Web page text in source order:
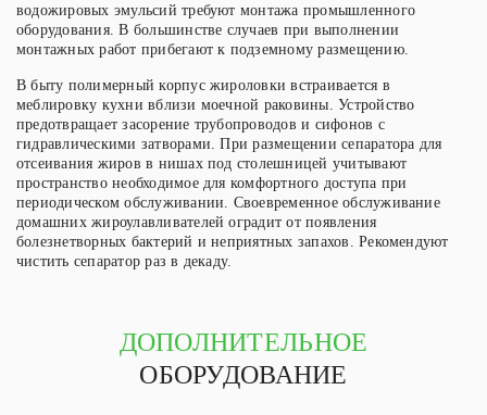
водожировых эмульсий требуют монтажа промышленного
оборудования. В большинстве случаев при выполнении
монтажных работ прибегают к подземному размещению.
В быту полимерный корпус жироловки встраивается в
меблировку кухни вблизи моечной раковины. Устройство
предотвращает засорение трубопроводов и сифонов с
гидравлическими затворами. При размещении сепаратора для
отсеивания жиров в нишах под столешницей учитывают
пространство необходимое для комфортного доступа при
периодическом обслуживании. Своевременное обслуживание
домашних жироулавливателей оградит от появления
болезнетворных бактерий и неприятных запахов. Рекомендуют
чистить сепаратор раз в декаду.
ДОПОЛНИТЕЛЬНОЕ
ОБОРУДОВАНИЕ